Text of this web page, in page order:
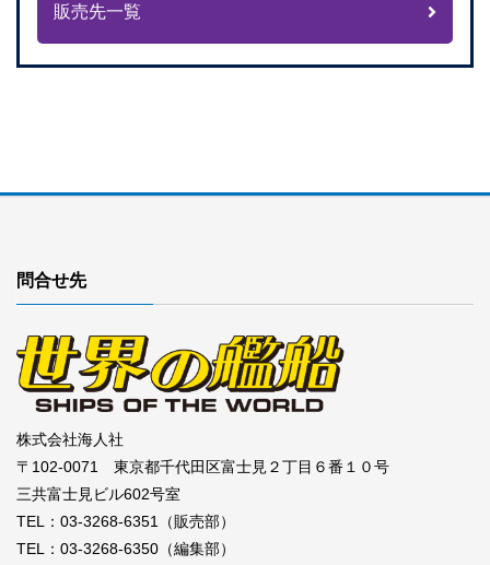
販売先一覧
問合せ先
株式会社海人社
〒102-0071 東京都千代田区富士見２丁目６番１０号
三共富士見ビル602号室
TEL：03-3268-6351（販売部）
TEL：03-3268-6350（編集部）